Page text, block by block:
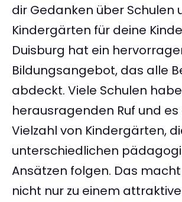
dir Gedanken über Schulen
Kindergärten für deine
Duisburg hat ein
Bildungsangebot, das alle
abdeckt. Viele Schulen
herausragenden Ruf und
Vielzahl von Kindergärten,
unterschiedlichen
Ansätzen folgen. Das
nicht nur zu einem